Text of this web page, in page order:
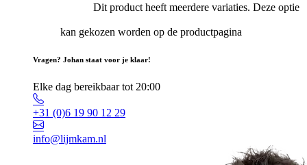
Dit product heeft meerdere variaties. Deze optie
kan gekozen worden op de productpagina
Vragen? Johan staat voor je klaar!
Elke dag bereikbaar tot 20:00
+31 (0)6 19 90 12 29
info@lijmkam.nl